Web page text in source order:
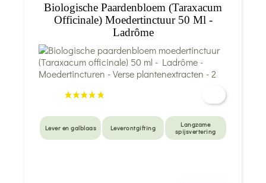
Biologische Paardenbloem (Taraxacum
Officinale) Moedertinctuur 50 Ml -
Ladrôme
Lever en galblaas Leverontgifting
Langzame
spijsvertering